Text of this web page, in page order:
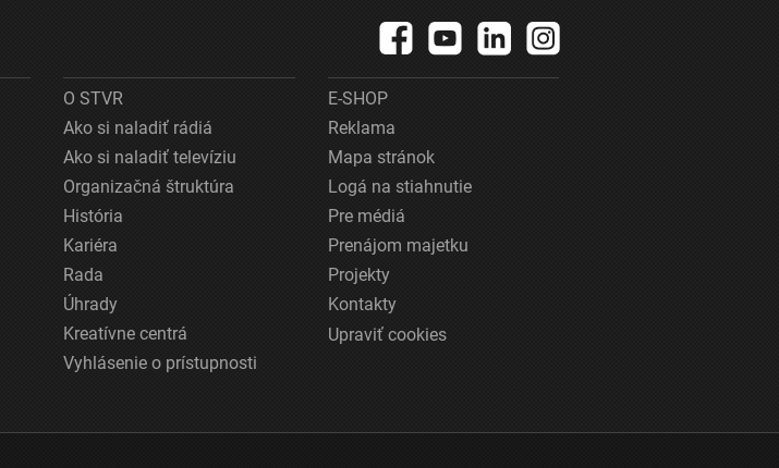
O STVR
Ako si naladiť rádiá
Ako si naladiť televíziu
Organizačná štruktúra
História
Kariéra
Rada
Úhrady
Kreatívne centrá
Vyhlásenie o prístupnosti
E-SHOP
Reklama
Mapa stránok
Logá na stiahnutie
Pre médiá
Prenájom majetku
Projekty
Kontakty
Upraviť cookies